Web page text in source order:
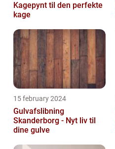
Kagepynt til den perfekte
kage
15 february 2024
Gulvafslibning
Skanderborg - Nyt liv til
dine gulve